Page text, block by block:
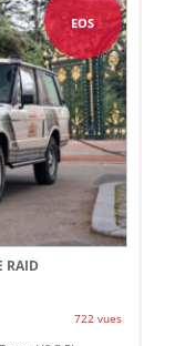
EOS
RAID
722 vues